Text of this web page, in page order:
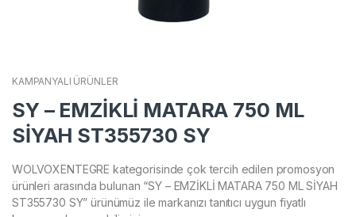
KAMPANYALI ÜRÜNLER
SY – EMZİKLİ MATARA 750 ML
SİYAH ST355730 SY
WOLVOXENTEGRE kategorisinde çok tercih edilen promosyon
ürünleri arasında bulunan “SY – EMZİKLİ MATARA 750 ML SİYAH
ST355730 SY” ürünümüz ile markanızı tanıtıcı uygun fiyatlı